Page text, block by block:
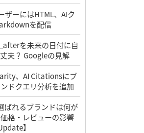
ザーにはHTML、AIク
を配信
を未来の日付に自
夫？ Googleの見解
、AI Citationsにブ
ドクエリ分析を追加
ばれるブランドは何が
格・レビューの影響
】